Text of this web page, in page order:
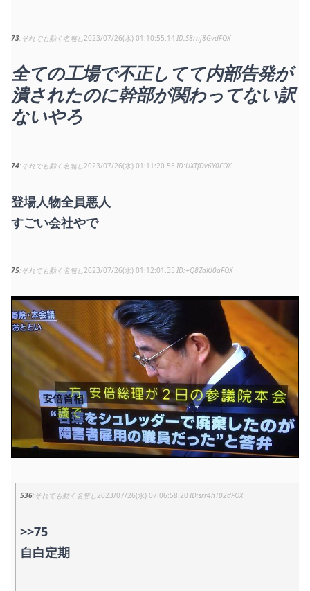
73 それでも動く名無し2023/07/26(水) 01:10:55.14 S8rnj8GvdFOX
全ての工場で不正してて内部告発が
潰されたのに幹部が関わってない訳
ないやろ
74 それでも動く名無し2023/07/26(水) 01:11:20.55 UXTfDv6Y0FOX
登場人物全員悪人
すごい会社やで
75 それでも動く名無し2023/07/26(水) 01:12:01.35 +Q8ZdKl0aFOX
536 それでも動く名無し2023/07/26(水) 07:06:58.20 srr4hT02dFOX
>>75
自白定期